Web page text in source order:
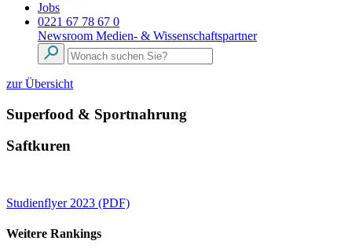
Jobs
0221 67 78 67 0
Newsroom Medien- & Wissenschaftspartner
zur Übersicht
Superfood & Sportnahrung
Saftkuren
Studienflyer 2023 (PDF)
Weitere Rankings